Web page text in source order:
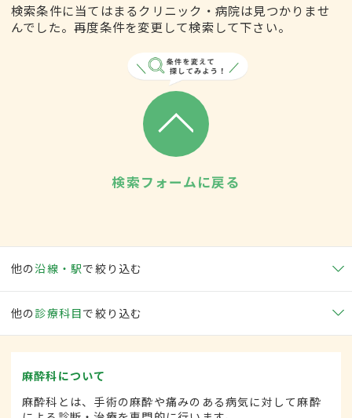
検索条件に当てはまるクリニック・病院は見つかりませ
んでした。再度条件を変更して検索して下さい。
検索フォームに戻る
他の沿線・駅で絞り込む
他の 診療科目で絞り込む
麻酔科について
麻酔科とは、手術の麻酔や痛みのある病気に対して麻酔